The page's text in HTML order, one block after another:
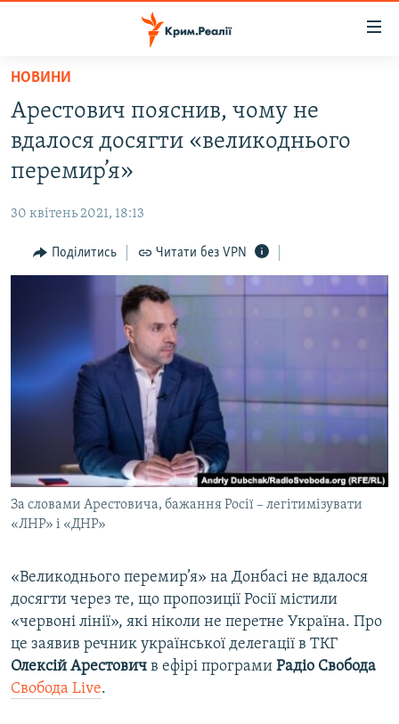
Перейти
основного
матеріалу
до
основної
Перейти
до
ВОДА.КРИМ
ВІДЕО ТА ФОТО
БЛОГИ
ПОГЛЯД
СПЕЦПРОЕКТИ
ДЕПОРТАЦІЯ
ВІДЕОУРОКИ «ELIFBE»
СВІДЧЕННЯ ОКУПАЦІЇ
УКРАЇНСЬКА ПРОБЛЕМА КРИМУ
ІНФОГРАФІКА
ЯК ОБІЙТИ БЛОКУВАННЯ
Qırımtatar
ДОЛУЧАЙСЯ!
Усі сайти RFE/RL
НОВИНИ
Арестович пояснив, чому не
вдалося досягти «великоднього
перемир’я»
30 квітень 2021, 18:13
Поділитись Читати без VPN
За словами Арестовича, бажання Росії – легітимізувати
«ЛНР» і «ДНР»
«Великоднього перемир’я» на Донбасі не вдалося
досягти через те, що пропозиції Росії містили
«червоні лінії», які ніколи не перетне Україна. Про
це заявив речник української делегації в ТКГ
Олексій Арестович в ефірі програми Радіо Свобода
Свобода Live.